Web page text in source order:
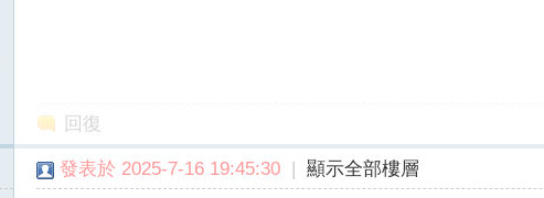
回復
發表於 2025-7-16 19:45:30 | 顯示全部樓層